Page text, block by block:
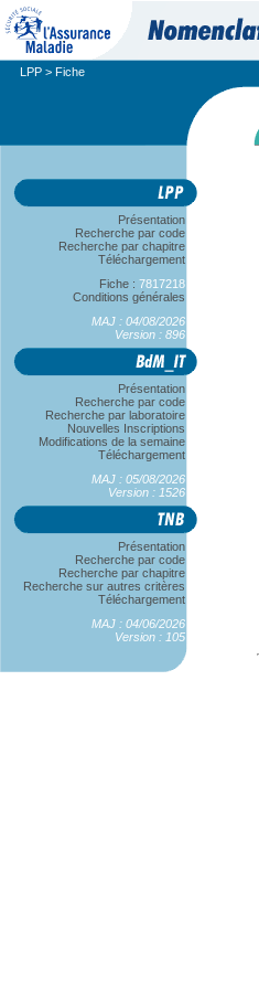
LPP > Fiche
Présentation
Recherche par code
Recherche par chapitre
Téléchargement
Fiche : 7817218
Conditions générales
MAJ : 04/08/2026
Version : 896
Présentation
Recherche par code
Recherche par laboratoire
Nouvelles Inscriptions
Modifications de la semaine
Téléchargement
MAJ : 05/08/2026
Version : 1526
Présentation
Recherche par code
Recherche par chapitre
Recherche sur autres critères
Téléchargement
MAJ : 04/06/2026
Version : 105